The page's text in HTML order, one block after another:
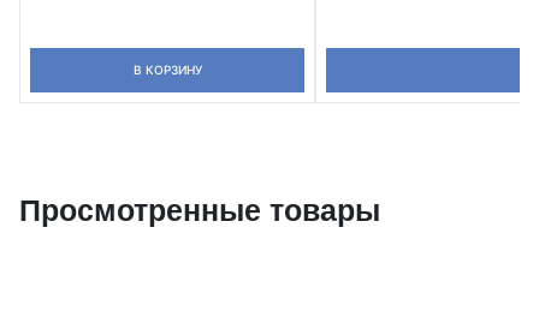
В КОРЗИНУ
Просмотренные товары